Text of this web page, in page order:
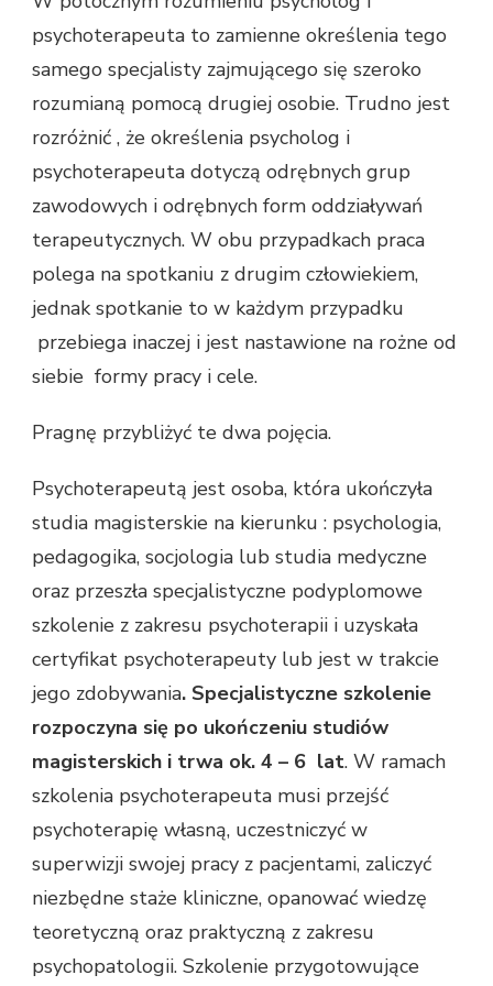
psychoterapeuta to zamienne określenia tego
samego specjalisty zajmującego się szeroko
rozumianą pomocą drugiej osobie. Trudno jest
rozróżnić , że określenia psycholog i
psychoterapeuta dotyczą odrębnych grup
zawodowych i odrębnych form oddziaływań
terapeutycznych. W obu przypadkach praca
polega na spotkaniu z drugim człowiekiem,
jednak spotkanie to w każdym przypadku
przebiega inaczej i jest nastawione na rożne od
siebie formy pracy i cele.
Pragnę przybliżyć te dwa pojęcia.
Psychoterapeutą jest osoba, która ukończyła
studia magisterskie na kierunku : psychologia,
pedagogika, socjologia lub studia medyczne
oraz przeszła specjalistyczne podyplomowe
szkolenie z zakresu psychoterapii i uzyskała
certyfikat psychoterapeuty lub jest w trakcie
jego zdobywania. Specjalistyczne szkolenie
rozpoczyna się po ukończeniu studiów
magisterskich i trwa ok. 4 – 6 lat. W ramach
szkolenia psychoterapeuta musi przejść
psychoterapię własną, uczestniczyć w
superwizji swojej pracy z pacjentami, zaliczyć
niezbędne staże kliniczne, opanować wiedzę
teoretyczną oraz praktyczną z zakresu
psychopatologii. Szkolenie przygotowujące